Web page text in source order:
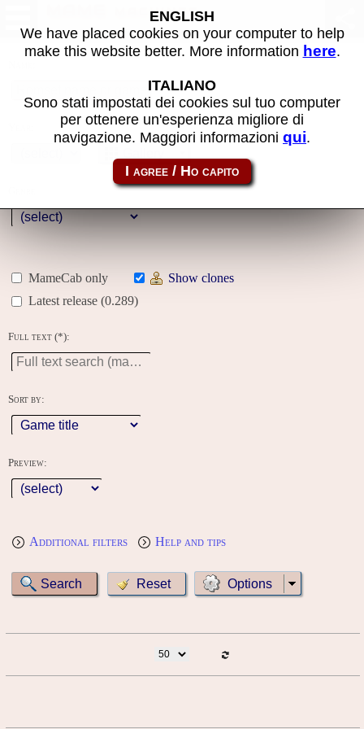
MAME machines
MameCab only
Show clones
Latest release (0.289)
Full text (*):
Sort by:
Preview:
Additional filters Help and tips
Options
ENGLISH
We have placed cookies on your computer to help
make this website better. More information here.
ITALIANO
Sono stati impostati dei cookies sul tuo computer
per ottenere un'esperienza migliore di
navigazione. Maggiori informazioni qui.